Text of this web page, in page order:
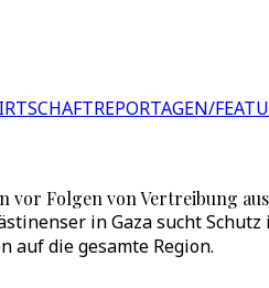
REPORTAGEN/
Folgen von Vertreibung aus
in Gaza sucht
auf die gesamte Region.